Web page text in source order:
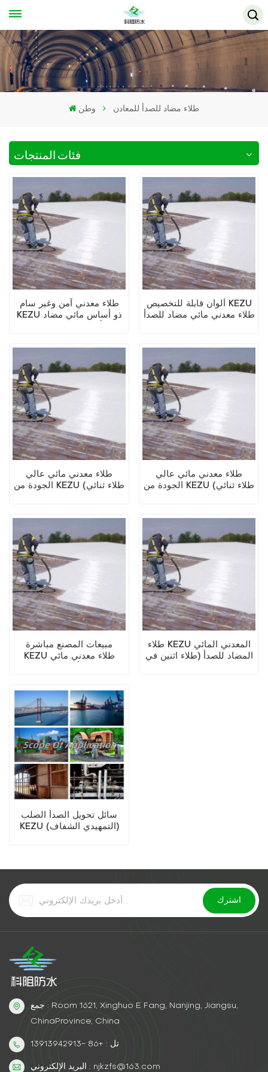
وطن طلاء مضاد للصدأ للمعادن
فئات المنتجات
طلاء معدني آمن وغير سام
KEZU ذو أساس مائي مضاد
ألوان قابلة للتخصيص KEZU
طلاء معدني مائي مضاد للصدأ
طلاء معدني مائي عالي
الجودة من KEZU (طلاء ثنائي
طلاء معدني مائي عالي
الجودة من KEZU (طلاء ثنائي
مبيعات المصنع مباشرة
KEZU طلاء معدني مائي
طلاء KEZU المعدني المائي
المضاد للصدأ (طلاء اثنين في
سائل تحويل الصدأ الصلب
KEZU (التمهيدي الشفاف)
جمع : Room 1621, Xinghuo E Fang, Nanjing, Jiangsu,
ChinaProvince, China
تل : +86 -13913942913
البريد الإلكتروني : njkzfs@163.com